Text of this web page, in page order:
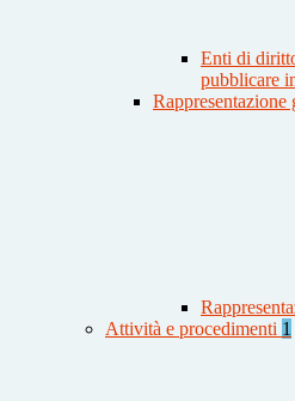
Enti di
pubblicare
Rappresentazione
Attività e procedimenti 1